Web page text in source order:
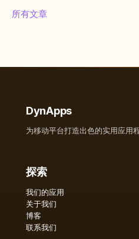
所有文章
DynApps
为移动平台打造出色的实用应用程
探索
我们的应用
关于我们
博客
联系我们